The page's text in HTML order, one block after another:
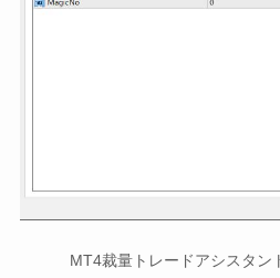
MT4裁量トレードアシスタン